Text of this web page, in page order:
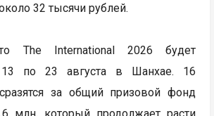
32 тысячи рублей.
The International 2026 будет
13 по 23 августа в Шанхае. 16
за общий призовой фонд